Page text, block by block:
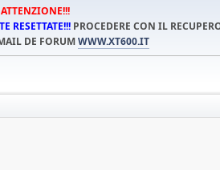
ATTENZIONE!!!
RESETTATE!!!PROCEDERE CON IL
DE FORUMWWW.XT600.IT